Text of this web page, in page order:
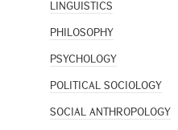
LINGUISTICS
PHILOSOPHY
PSYCHOLOGY
POLITICAL SOCIOLOGY
SOCIAL ANTHROPOLOGY